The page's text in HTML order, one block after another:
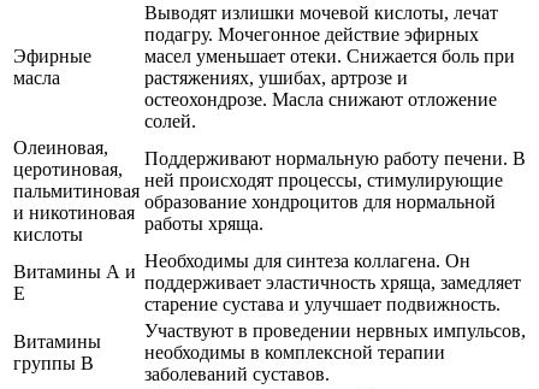
Эфирные
масла
Выводят излишки мочевой кислоты, лечат
подагру. Мочегонное действие эфирных
масел уменьшает отеки. Снижается боль при
растяжениях, ушибах, артрозе и
остеохондрозе. Масла снижают отложение
солей.
Олеиновая,
церотиновая,
пальмитиновая
и никотиновая
кислоты
Поддерживают нормальную работу печени. В
ней происходят процессы, стимулирующие
образование хондроцитов для нормальной
работы хряща.
Витамины А и
Е
Необходимы для синтеза коллагена. Он
поддерживает эластичность хряща, замедляет
старение сустава и улучшает подвижность.
Витамины
группы В
Участвуют в проведении нервных импульсов,
необходимы в комплексной терапии
заболеваний суставов.